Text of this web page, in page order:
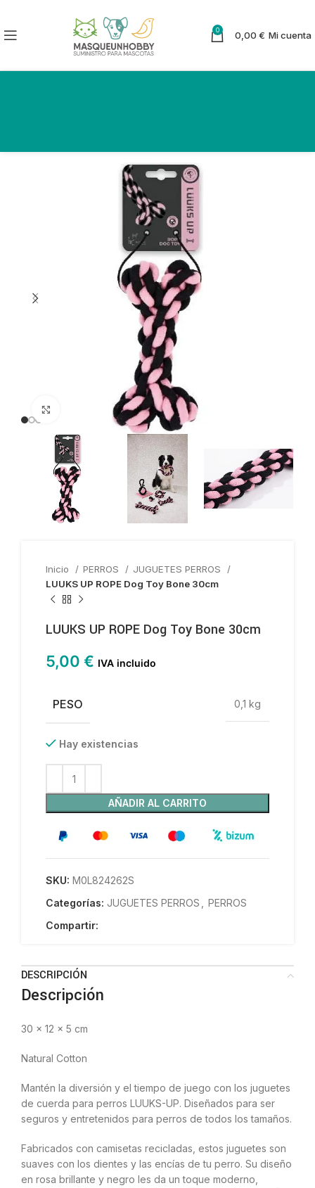
0 0,00 € Mi cuenta
Haga clic para ampliar
Inicio PERROS
JUGUETES PERROS
LUUKS UP ROPE Dog Toy Bone 30cm
LUUKS UP ROPE Dog Toy Bone 30cm
5,00 € IVA incluido
PESO 0,1 kg
Hay existencias
AÑADIR AL CARRITO
SKU: M0L824262S
Categorías: JUGUETES PERROS
PERROS
Compartir:
DESCRIPCIÓN
Descripción
30 x 12 x 5 cm
Natural Cotton
Mantén la diversión y el tiempo de juego con los juguetes
de cuerda para perros LUUKS-UP. Diseñados para ser
seguros y entretenidos para perros de todos los tamaños.
Fabricados con camisetas recicladas, estos juguetes son
suaves con los dientes y las encías de tu perro. Su diseño
en rosa brillante y negro les da un toque moderno,